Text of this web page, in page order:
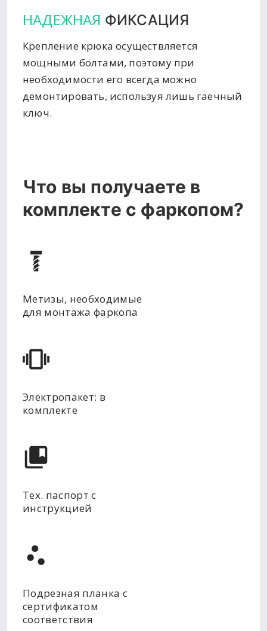
НАДЕЖНАЯ ФИКСАЦИЯ
Крепление крюка осуществляется
мощными болтами, поэтому при
необходимости его всегда можно
демонтировать, используя лишь гаечный
ключ.
Что вы получаете в
комплекте с фаркопом?
Метизы, необходимые
для монтажа фаркопа
Электропакет: в
комплекте
Тех. паспорт с
инструкцией
Подрезная планка с
сертификатом
соответствия